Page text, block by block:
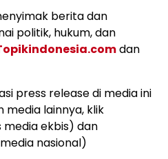
berita dan
politik, hukum, dan
dan
press release di media ini
media lainnya, klik
media ekbis) dan
nasional)